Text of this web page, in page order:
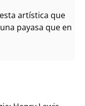
artística que
payasa que en